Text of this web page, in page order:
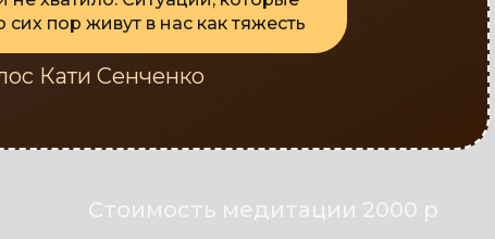
пор живут в нас как тяжесть
Кати Сенченко
Стоимость медитации 2000 р